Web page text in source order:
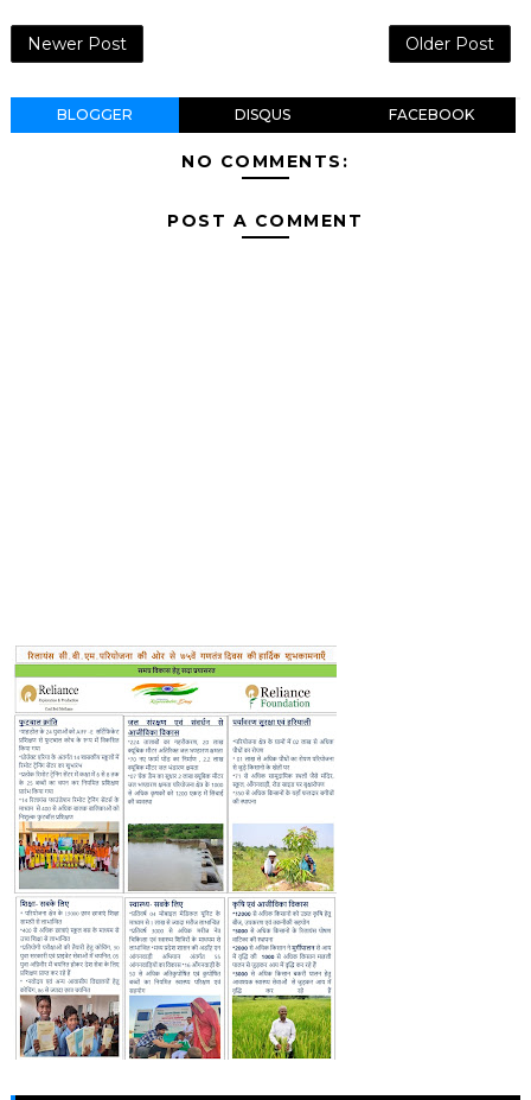
Newer Post Older Post
BLOGGER DISQUS FACEBOOK
NO COMMENTS:
POST A COMMENT